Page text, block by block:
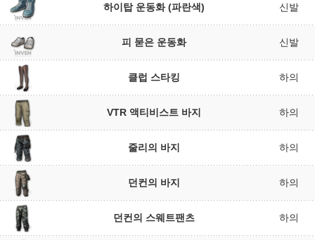
하이탑 운동화 (파란색) 신발
피 묻은 운동화 신발
클럽 스타킹 하의
VTR 액티비스트 바지 하의
줄리의 바지 하의
던컨의 바지 하의
던컨의 스웨트팬츠 하의